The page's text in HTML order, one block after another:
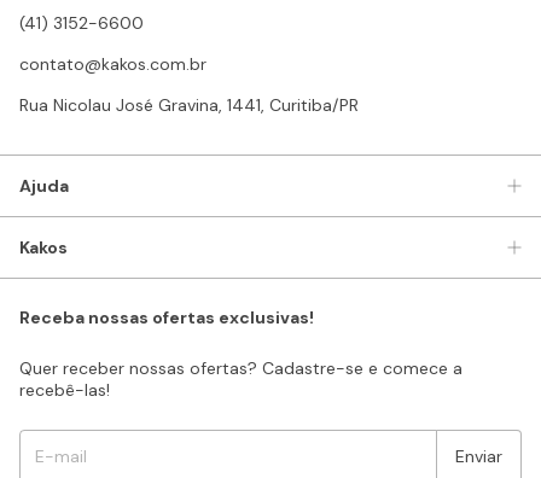
(41) 3152-6600
contato@kakos.com.br
Rua Nicolau José Gravina, 1441, Curitiba/PR
Ajuda
Kakos
Receba nossas ofertas exclusivas!
Quer receber nossas ofertas? Cadastre-se e comece a
recebê-las!